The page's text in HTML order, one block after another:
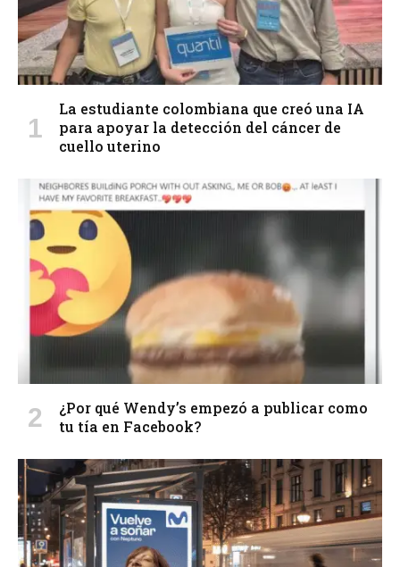
La estudiante colombiana que creó una IA
para apoyar la detección del cáncer de
cuello uterino
¿Por qué Wendy’s empezó a publicar como
tu tía en Facebook?